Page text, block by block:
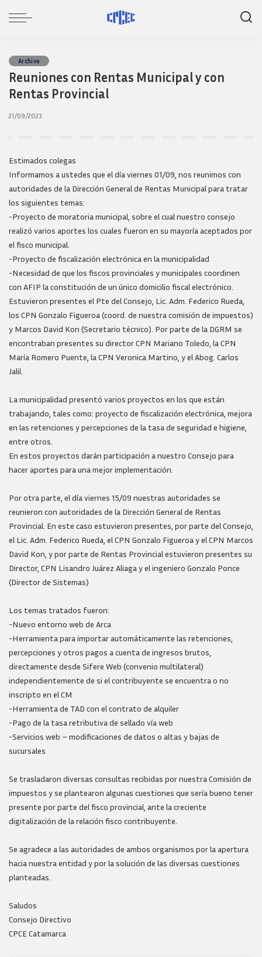
Archivo
Reuniones con Rentas Municipal y con
Rentas Provincial
21/09/2023
Estimados colegas
Informamos a ustedes que el día viernes 01/09, nos reunimos con
autoridades de la Dirección General de Rentas Municipal para tratar
los siguientes temas:
-Proyecto de moratoria municipal, sobre el cual nuestro consejo
realizó varios aportes los cuales fueron en su mayoría aceptados por
el fisco municipal.
-Proyecto de fiscalización electrónica en la municipalidad
-Necesidad de que los fiscos provinciales y municipales coordinen
con AFIP la constitución de un único domicilio fiscal electrónico.
Estuvieron presentes el Pte del Consejo, Lic. Adm. Federico Rueda,
los CPN Gonzalo Figueroa (coord. de nuestra comisión de impuestos)
y Marcos David Kon (Secretario técnico). Por parte de la DGRM se
encontraban presentes su director CPN Mariano Toledo, la CPN
María Romero Puente, la CPN Veronica Martino, y el Abog. Carlos
Jalil.
La municipalidad presentó varios proyectos en los que están
trabajando, tales como: proyecto de fiscalización electrónica, mejora
en las retenciones y percepciones de la tasa de seguridad e higiene,
entre otros.
En estos proyectos darán participación a nuestro Consejo para
hacer aportes para una mejor implementación.
Por otra parte, el día viernes 15/09 nuestras autoridades se
reunieron con autoridades de la Dirección General de Rentas
Provincial. En este caso estuvieron presentes, por parte del Consejo,
el Lic. Adm. Federico Rueda, el CPN Gonzalo Figueroa y el CPN Marcos
David Kon, y por parte de Rentas Provincial estuvieron presentes su
Director, CPN Lisandro Juárez Aliaga y el ingeniero Gonzalo Ponce
(Director de Sistemas)
Los temas tratados fueron:
-Nuevo entorno web de Arca
-Herramienta para importar automáticamente las retenciones,
percepciones y otros pagos a cuenta de ingresos brutos,
directamente desde Sifere Web (convenio multilateral)
independientemente de si el contribuyente se encuentra o no
inscripto en el CM
-Herramienta de TAD con el contrato de alquiler
-Pago de la tasa retributiva de sellado vía web
-Servicios web – modificaciones de datos o altas y bajas de
sucursales
Se trasladaron diversas consultas recibidas por nuestra Comisión de
impuestos y se plantearon algunas cuestiones que sería bueno tener
presente por parte del fisco provincial, ante la creciente
digitalización de la relación fisco contribuyente.
Se agradece a las autoridades de ambos organismos por la apertura
hacia nuestra entidad y por la solución de las diversas cuestiones
planteadas.
Saludos
Consejo Directivo
CPCE Catamarca